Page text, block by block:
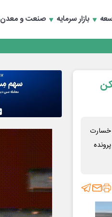
بازار سرمایه صنعت و معدن
با اعلام اینکه در مجموع ۴۷۸ خانوار خسارت
دیده در جنگ در سطح استان مشمول دریافت ودیعه مسکن شده‌اند گفت: از این تعداد ۴۴۸ پرونده